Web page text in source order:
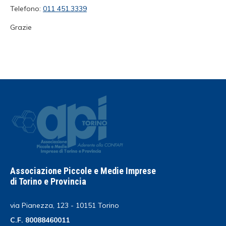
Telefono: 011 451.3339
Grazie
Associazione Piccole e Medie Imprese
di Torino e Provincia
via Pianezza, 123 - 10151 Torino
C.F. 80088460011